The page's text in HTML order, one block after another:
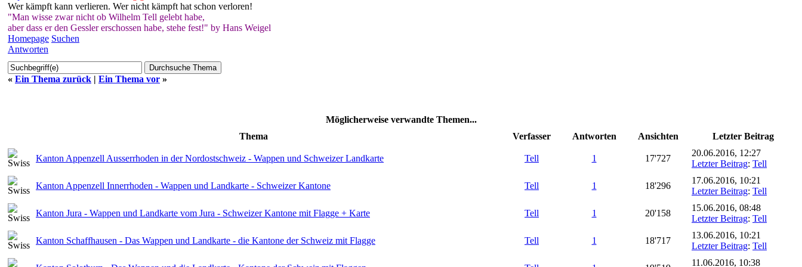
Wer kämpft kann verlieren. Wer nicht kämpft hat schon verloren!
"Man wisse zwar nicht ob Wilhelm Tell gelebt habe,
aber dass er den Gessler erschossen habe, stehe fest!" by Hans Weigel
Homepage Suchen
Antworten
« Ein Thema zurück | Ein Thema vor »
Möglicherweise verwandte Themen...
Thema
Verfasser Antworten Ansichten Letzter Beitrag
Kanton Appenzell Ausserrhoden in der Nordostschweiz - Wappen und Schweizer Landkarte Tell 1 17'727
20.06.2016, 12:27
Letzter Beitrag: Tell
Kanton Appenzell Innerrhoden - Wappen und Landkarte - Schweizer Kantone Tell 1 18'296
17.06.2016, 10:21
Letzter Beitrag: Tell
Kanton Jura - Wappen und Landkarte vom Jura - Schweizer Kantone mit Flagge + Karte Tell 1 20'158
15.06.2016, 08:48
Letzter Beitrag: Tell
Kanton Schaffhausen - Das Wappen und Landkarte - die Kantone der Schweiz mit Flagge Tell 1 18'717
13.06.2016, 10:21
Letzter Beitrag: Tell
11.06.2016, 10:38